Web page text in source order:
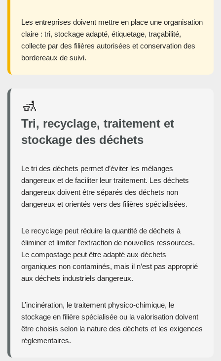
Les entreprises doivent mettre en place une organisation
claire : tri, stockage adapté, étiquetage, traçabilité,
collecte par des filières autorisées et conservation des
bordereaux de suivi.
🚮
Tri, recyclage, traitement et
stockage des déchets
Le tri des déchets permet d’éviter les mélanges
dangereux et de faciliter leur traitement. Les déchets
dangereux doivent être séparés des déchets non
dangereux et orientés vers des filières spécialisées.
Le recyclage peut réduire la quantité de déchets à
éliminer et limiter l’extraction de nouvelles ressources.
Le compostage peut être adapté aux déchets
organiques non contaminés, mais il n’est pas approprié
aux déchets industriels dangereux.
L’incinération, le traitement physico-chimique, le
stockage en filière spécialisée ou la valorisation doivent
être choisis selon la nature des déchets et les exigences
réglementaires.